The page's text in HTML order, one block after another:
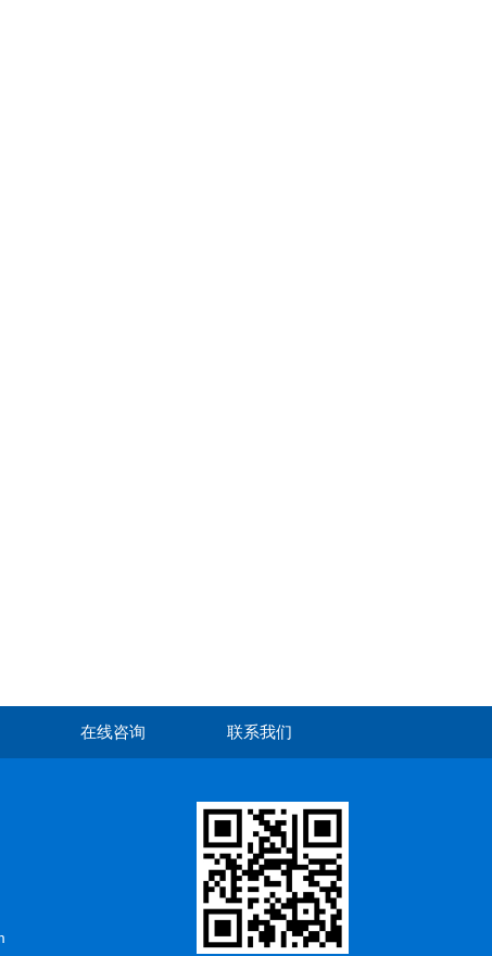
在线咨询 联系我们